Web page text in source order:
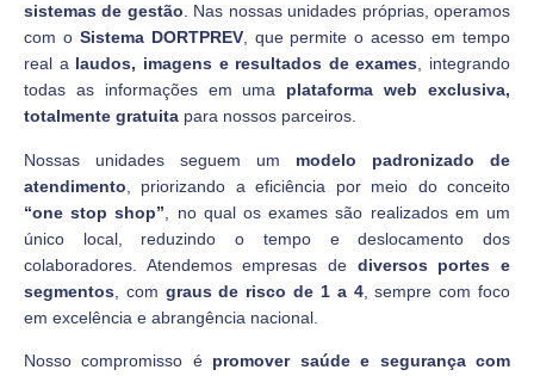
sistemas de gestão. Nas nossas unidades próprias, operamos
com o Sistema DORTPREV, que permite o acesso em tempo
real a laudos, imagens e resultados de exames, integrando
todas as informações em uma plataforma web exclusiva,
totalmente gratuita para nossos parceiros.
Nossas unidades seguem um modelo padronizado de
atendimento , priorizando a eficiência por meio do conceito
“one stop shop” , no qual os exames são realizados em um
único local, reduzindo o tempo e deslocamento dos
colaboradores. Atendemos empresas de diversos portes e
segmentos , com graus de risco de 1 a 4, sempre com foco
em excelência e abrangência nacional.
Nosso compromisso é promover saúde e segurança com